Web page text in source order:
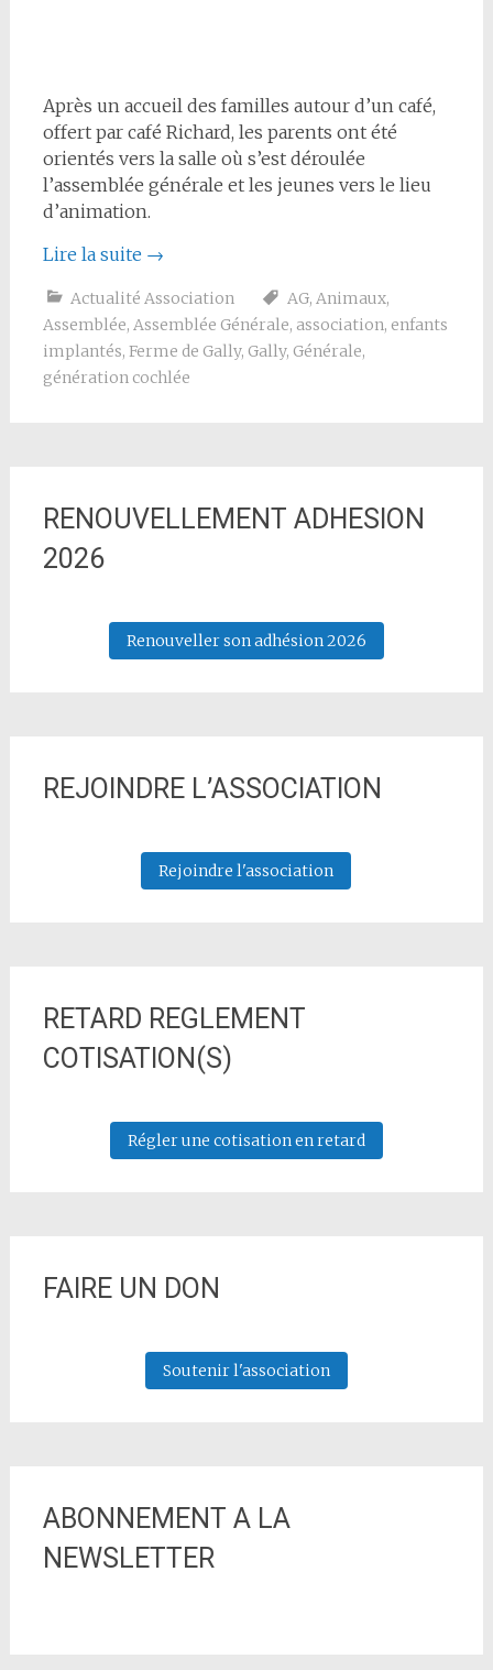
Après un accueil des familles autour d’un café,
offert par café Richard, les parents ont été
orientés vers la salle où s’est déroulée
l’assemblée générale et les jeunes vers le lieu
d’animation.
Lire la suite →
Actualité Association AG, Animaux,
Assemblée, Assemblée Générale, association, enfants
implantés, Ferme de Gally, Gally, Générale,
génération cochlée
RENOUVELLEMENT ADHESION
2026
Renouveller son adhésion 2026
REJOINDRE L’ASSOCIATION
Rejoindre l'association
RETARD REGLEMENT
COTISATION(S)
Régler une cotisation en retard
FAIRE UN DON
Soutenir l'association
ABONNEMENT A LA
NEWSLETTER